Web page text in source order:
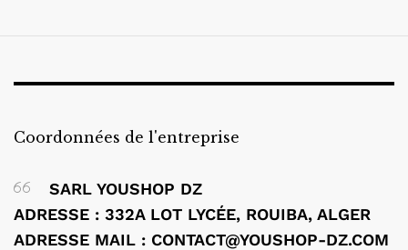
Coordonnées de l'entreprise
SARL YOUSHOP DZ
ADRESSE : 332A LOT LYCÉE, ROUIBA, ALGER
ADRESSE MAIL : CONTACT@YOUSHOP-DZ.COM